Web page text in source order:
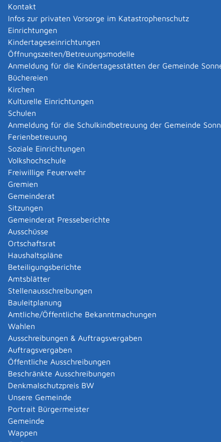
Kontakt
Infos zur privaten Vorsorge im Katastrophenschutz
Einrichtungen
Kindertageseinrichtungen
Öffnungszeiten/Betreuungsmodelle
Anmeldung für die Kindertagesstätten der Gemeinde
Büchereien
Kirchen
Kulturelle Einrichtungen
Schulen
Anmeldung für die Schulkindbetreuung der Gemeinde
Ferienbetreuung
Soziale Einrichtungen
Volkshochschule
Freiwillige Feuerwehr
Gremien
Gemeinderat
Sitzungen
Gemeinderat Presseberichte
Ausschüsse
Ortschaftsrat
Haushaltspläne
Beteiligungsberichte
Amtsblätter
Stellenausschreibungen
Bauleitplanung
Amtliche/Öffentliche Bekanntmachungen
Wahlen
Ausschreibungen & Auftragsvergaben
Auftragsvergaben
Öffentliche Ausschreibungen
Beschränkte Ausschreibungen
Denkmalschutzpreis BW
Unsere Gemeinde
Portrait Bürgermeister
Gemeinde
Wappen
Württemberg Arbeit? Oder möchten Sie sich in einem
zulassungspflichtigen Handwerk selbständig machen?
Sie haben einen Anspruch auf Überprüfung der
Gleichwertigkeit Ihrer im Ausland erworbenen
Berufsqualifikation mit einem deutschen
Berufsabschluss. Neben Ihren Ausbildungsnachweisen
können dabei auch Ihre im In- oder Ausland
erworbenen Berufserfahrungen und sonstigen
Befähigungsnachweise berücksichtigt werden.
Wenden Sie sich zuerst an eine
Erstberatungsstelle. Die Erstberatung hilft, die richtige
Anerkennungsstelle für den jeweiligen Berufsabschluss
zu finden und die erforderlichen Unterlagen
zusammenzustellen. Die Handwerkskammern bieten
Ihnen auf ihren Internetseiten Informationen und
Faltblätter über das Anerkennungsverfahren bei den
Zuständige Stelle
die Handwerkskammern in Baden-Württemberg
Handwerkskammer Reutlingen
Leistungsdetails
Voraussetzungen
Sie haben im Ausland einen Berufsabschluss erworben.
Verfahrensablauf
Lassen Sie sich bei der für Sie zuständigen
Handwerkskammer beraten. Im Anschluss an die
Beratung können Sie dort den Antrag auf
Gleichwertigkeitsfeststellung stellen.
Die zuständige Stelle prüft, ob wesentliche
Unterschiede zwischen Ihren Berufsqualifikationen und
dem deutschen Abschluss bestehen.